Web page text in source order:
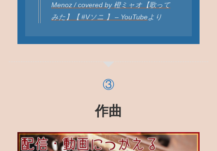
Menoz / covered by 橙ミャオ【歌って
みた】【 #Vソニ 】 – YouTubeより
作曲